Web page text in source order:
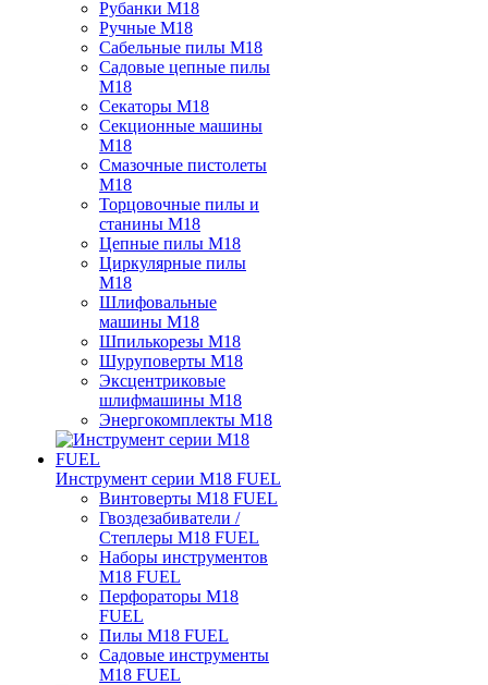
Рубанки M18
Ручные M18
Сабельные пилы M18
Садовые цепные пилы
M18
Секаторы M18
Секционные машины
M18
Смазочные пистолеты
M18
Торцовочные пилы и
станины M18
Цепные пилы M18
Циркулярные пилы
M18
Шлифовальные
машины M18
Шпилькорезы M18
Шуруповерты M18
Эксцентриковые
шлифмашины M18
Энергокомплекты M18
Инструмент серии M18 FUEL
Винтоверты M18 FUEL
Гвоздезабиватели /
Степлеры M18 FUEL
Наборы инструментов
M18 FUEL
Перфораторы M18
FUEL
Пилы M18 FUEL
Садовые инструменты
M18 FUEL